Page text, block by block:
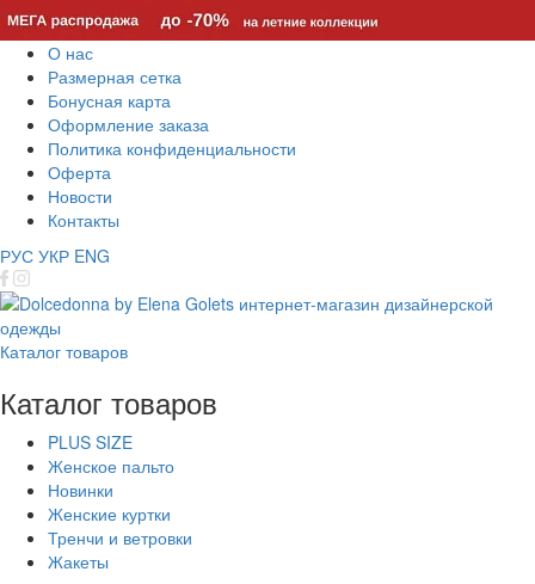
О нас
Размерная сетка
Бонусная карта
Оформление заказа
Политика конфиденциальности
Оферта
Новости
Контакты
РУС УКР ENG
Каталог товаров
Каталог товаров
PLUS SIZE
Женское пальто
Новинки
Женские куртки
Тренчи и ветровки
Жакеты